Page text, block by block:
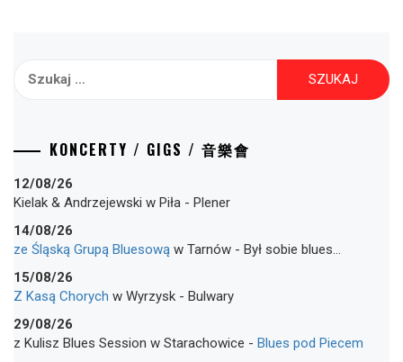
KONCERTY / GIGS / 音樂會
12/08/26
Kielak & Andrzejewski w Piła - Plener
14/08/26
ze Śląską Grupą Bluesową w Tarnów - Był sobie blues…
15/08/26
Z Kasą Chorych w Wyrzysk - Bulwary
29/08/26
z Kulisz Blues Session w Starachowice - Blues pod Piecem